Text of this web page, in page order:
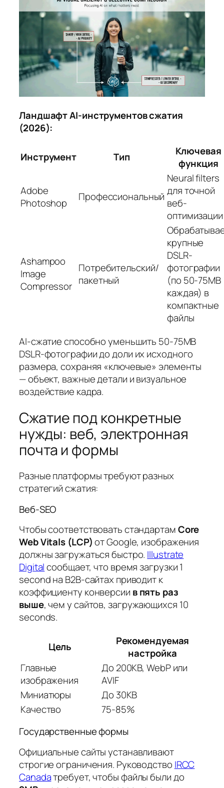
Ландшафт AI-инструментов сжатия
(2026):
Инструмент Тип
Ключевая
функция
Adobe
Photoshop
Профессиональный
Neural filters
для точной
веб-
оптимизации
Ashampoo
Image
Compressor
Потребительский/
пакетный
крупные
DSLR-
фотографии
(по 50-75MB
каждая) в
компактные
файлы
AI-сжатие способно уменьшить 50-75MB
DSLR-фотографии до доли их исходного
размера, сохраняя «ключевые» элементы
— объект, важные детали и визуальное
воздействие кадра.
Сжатие под конкретные
нужды: веб, электронная
почта и формы
Разные платформы требуют разных
стратегий сжатия:
Веб-SEO
Чтобы соответствовать стандартамCore
Web Vitals (LCP)от Google, изображения
должны загружаться быстро. Illustrate
Digitalсообщает, что время загрузки 1
second на B2B-сайтах приводит к
коэффициенту конверсии в пять раз
выше, чем у сайтов, загружающихся 10
seconds.
Цель
Рекомендуемая
настройка
Главные
изображения
До 200KB, WebP или
AVIF
Миниатюры
До 30KB
Качество
75-85%
Государственные формы
Официальные сайты устанавливают
строгие ограничения. Руководство IRCC
Canadaтребует, чтобы файлы были до